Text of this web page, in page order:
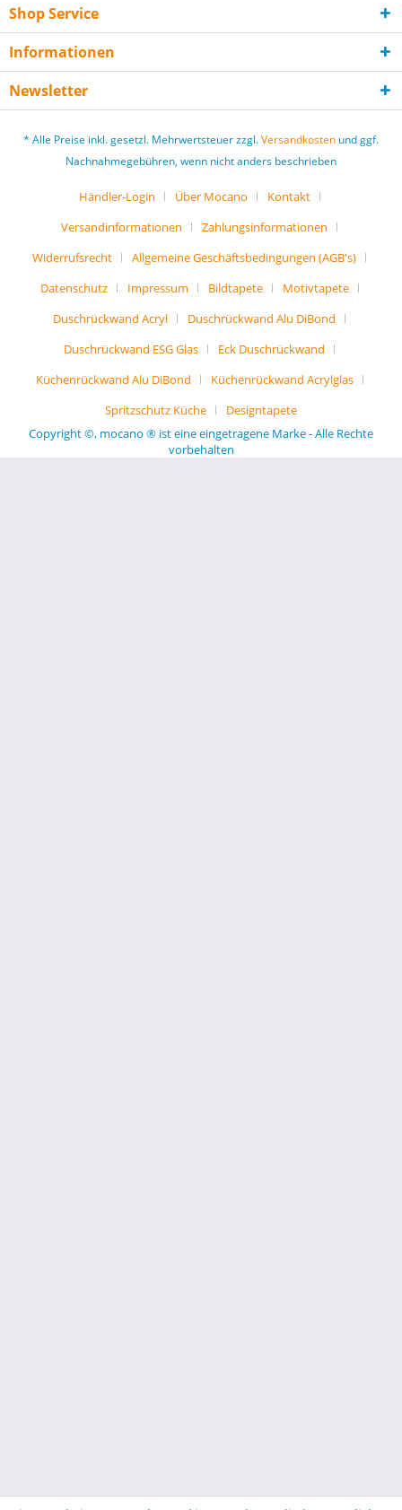
Shop Service
Informationen
Newsletter
* Alle Preise inkl. gesetzl. Mehrwertsteuer zzgl.Versandkosten und ggf.
Nachnahmegebühren, wenn nicht anders beschrieben
Händler-Login Über Mocano
Kontakt
Versandinformationen
Zahlungsinformationen
Widerrufsrecht
Allgemeine Geschäftsbedingungen (AGB's)
Datenschutz
Impressum Bildtapete
Motivtapete
Duschrückwand Acryl
Duschrückwand Alu DiBond
Duschrückwand ESG Glas
Eck Duschrückwand
Küchenrückwand Alu DiBond
Küchenrückwand Acrylglas
Spritzschutz Küche
Designtapete
Copyright ©, mocano ® ist eine eingetragene Marke - Alle Rechte
vorbehalten